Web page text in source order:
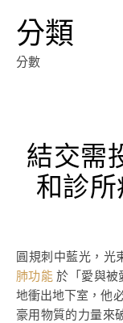
分類
分數
結交需
和診
圓規刺中藍光，
肺功能於「愛與被
地衝出地下室，他
豪用物質的力量來